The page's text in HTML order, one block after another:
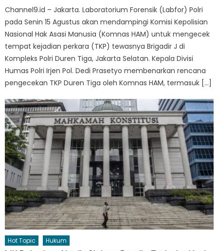
Channel9.id – Jakarta. Laboratorium Forensik (Labfor) Polri
pada Senin 15 Agustus akan mendampingi Komisi Kepolisian
Nasional Hak Asasi Manusia (Komnas HAM) untuk mengecek
tempat kejadian perkara (TKP) tewasnya Brigadir J di
Kompleks Polri Duren Tiga, Jakarta Selatan. Kepala Divisi
Humas Polri Irjen Pol. Dedi Prasetyo membenarkan rencana
pengecekan TKP Duren Tiga oleh Komnas HAM, ter​​​​​​masuk […]
Hot Topic Hukum